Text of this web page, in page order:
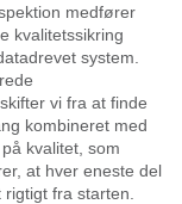
medfører
kvalitetssikring
system.
vi fra at finde
kombineret med
kvalitet, som
at hver eneste del
fra starten.